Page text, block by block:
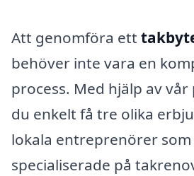
Att genomföra ett
behöver inte vara en
process. Med hjälp av
du enkelt få tre olika
lokala entreprenörer
specialiserade på